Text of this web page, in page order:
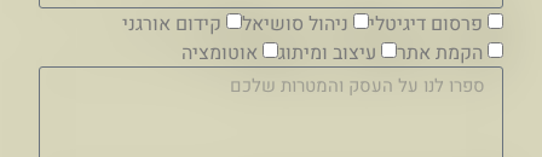
פרסום דיגיטלי ניהול סושיאל
קידום אורגני
הקמת אתר
עיצוב ומיתוג אוטומציה